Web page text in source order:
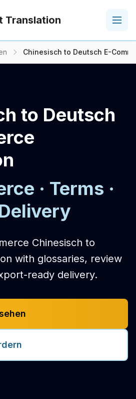
Translation
Chinesisch to Deutsch E-
to Deutsch
· Terms ·
Chinesisch to
with glossaries, review
ready delivery.